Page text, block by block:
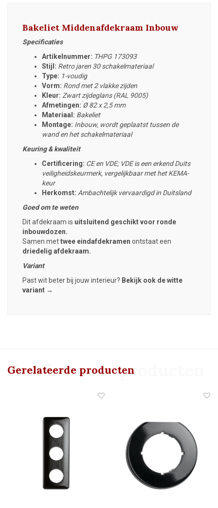
Bakeliet Middenafdekraam Inbouw
Specificaties
Artikelnummer: THPG 173093
Stijl: Retro jaren 30 schakelmateriaal
Type: 1-voudig
Vorm: Rond met 2 vlakke zijden
Kleur: Zwart zijdeglans (RAL 9005)
Afmetingen: Ø 82 x 2,5 mm
Materiaal: Bakeliet
Montage: Inbouw, wordt geplaatst tussen de
wand en het schakelmateriaal
Keuring & kwaliteit
Certificering: CE en VDE; VDE is een erkend Duits
veiligheidskeurmerk, vergelijkbaar met het KEMA-
keur
Herkomst: Ambachtelijk vervaardigd in Duitsland
Goed om te weten
Dit afdekraam is uitsluitend geschikt voor ronde
inbouwdozen.
Samen mettwee eindafdekramen ontstaat een
driedelig afdekraam.
Variant
Past wit beter bij jouw interieur? Bekijk ook de witte
variant →
Gerelateerde producten
Gerelateerde producten